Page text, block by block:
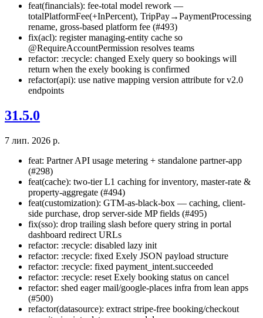
feat(financials): fee-total model rework —
totalPlatformFee(+InPercent), TripPay→PaymentProcessing
rename, gross-based platform fee (#493)
fix(acl): register managing-entity cache so
@RequireAccountPermission resolves teams
refactor: :recycle: changed Exely query so bookings will
return when the exely booking is confirmed
refactor(api): use native mapping version attribute for v2.0
endpoints
31.5.0
7 лип. 2026 р.
feat: Partner API usage metering + standalone partner-app
(#298)
feat(cache): two-tier L1 caching for inventory, master-rate &
property-aggregate (#494)
feat(customization): GTM-as-black-box — caching, client-
side purchase, drop server-side MP fields (#495)
fix(sso): drop trailing slash before query string in portal
dashboard redirect URLs
refactor: :recycle: disabled lazy init
refactor: :recycle: fixed Exely JSON payload structure
refactor: :recycle: fixed payment_intent.succeeded
refactor: :recycle: reset Exely booking status on cancel
refactor: shed eager mail/google-places infra from lean apps
(#500)
refactor(datasource): extract stripe-free booking/checkout